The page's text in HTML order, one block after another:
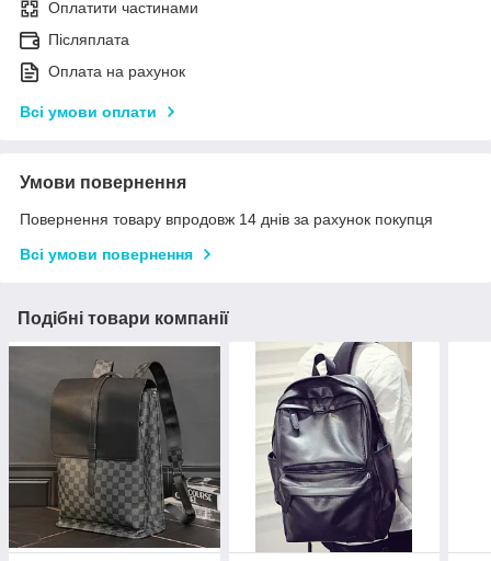
Оплатити частинами
Післяплата
Оплата на рахунок
Всі умови оплати
Умови повернення
Повернення товару впродовж 14 днів за рахунок покупця
Всі умови повернення
Подібні товари компанії